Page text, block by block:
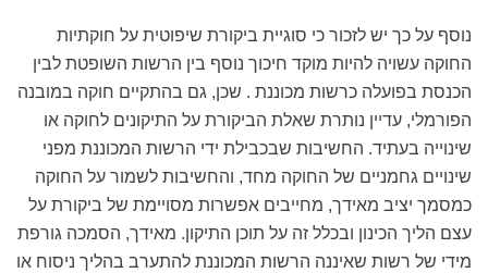
נוסף על כך יש לזכור כי סוגיית ביקורת שיפוטית על חוקתיות
החוקה עשויה להיות מוקד חיכוך נוסף בין הרשות השופטת לבין
הכנסת בפועלה כרשות מכוננת . שכן, גם בהתקיים חוקה במובנה
הפורמלי, עדיין נותרת שאלת הביקורת על התיקונים לחוקה או
שינוייה בעתיד. החשיבות שבכבילת ידי הרשות המכוננת מפני
שינויים גחמניים של החוקה מחד, והחשיבות לשמור על החוקה
כמסמך יציב מאידך, מחייבים אפשרות מסויימת של ביקורת על
עצם הליך הכינון ובכלל זה על תוכן התיקון. מאידך, הסמכה גורפת
מידי של רשות שאיננה הרשות המכוננת להתערב בהליך ניסוח או